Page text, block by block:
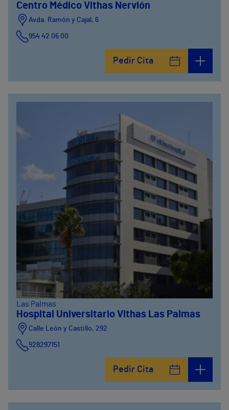
Centro Médico Vithas Nervión
Avda. Ramón y Cajal, 6
954 42 06 00
Pedir Cita
Las Palmas
Hospital Universitario Vithas Las Palmas
Calle León y Castillo, 292
928297151
Pedir Cita